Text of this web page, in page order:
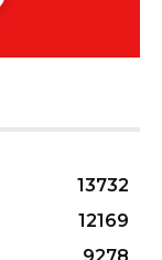
13732
12169